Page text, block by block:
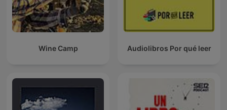
Wine Camp Audiolibros Por qué leer